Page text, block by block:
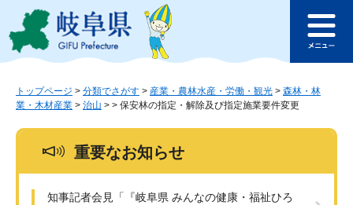
ジ
ュ
このページの本文へ
ュ
トップページ > 分類でさがす > 産業・農林水産・労働・観光 > 森林・林
業・木材産業 > 治山 > > 保安林の指定・解除及び指定施業要件変更
重要なお知らせ
知事記者会見「『岐阜県 みんなの健康・福祉ひろ